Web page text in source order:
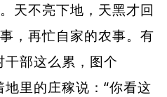
天不亮下地，天黑才回
，再忙自家的农事。有
干部这么累，图个
里的庄稼说：“你看这